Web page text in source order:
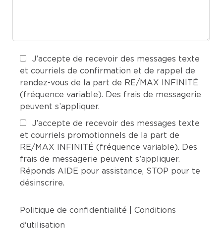
J’accepte de recevoir des messages texte
et courriels de confirmation et de rappel de
rendez-vous de la part de RE/MAX INFINITÉ
(fréquence variable). Des frais de messagerie
peuvent s’appliquer.
J’accepte de recevoir des messages texte
et courriels promotionnels de la part de
RE/MAX INFINITÉ (fréquence variable). Des
frais de messagerie peuvent s’appliquer.
Réponds AIDE pour assistance, STOP pour te
désinscrire.
Politique de confidentialité
Conditions
d'utilisation